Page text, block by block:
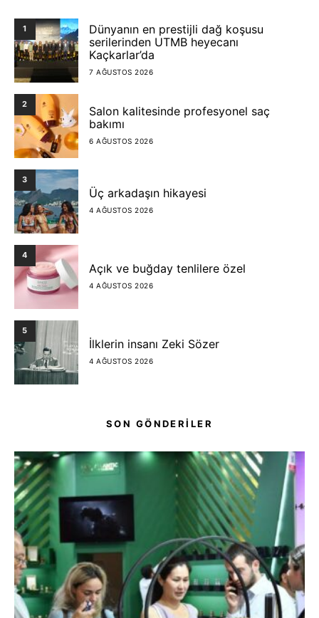
1
Dünyanın en prestijli dağ koşusu
serilerinden UTMB heyecanı
Kaçkarlar’da
7 AĞUSTOS 2026
2
Salon kalitesinde profesyonel saç
bakımı
6 AĞUSTOS 2026
3
Üç arkadaşın hikayesi
4 AĞUSTOS 2026
4
Açık ve buğday tenlilere özel
4 AĞUSTOS 2026
5
İlklerin insanı Zeki Sözer
4 AĞUSTOS 2026
SON GÖNDERİLER